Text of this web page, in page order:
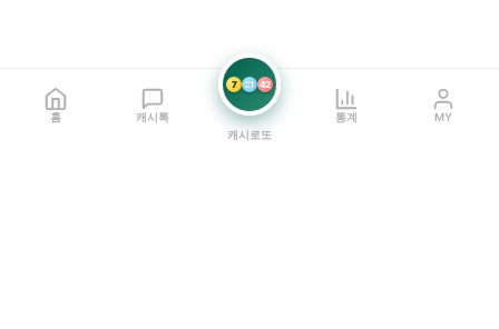
홈 캐시톡
7 21 42
캐시로또
통계 MY